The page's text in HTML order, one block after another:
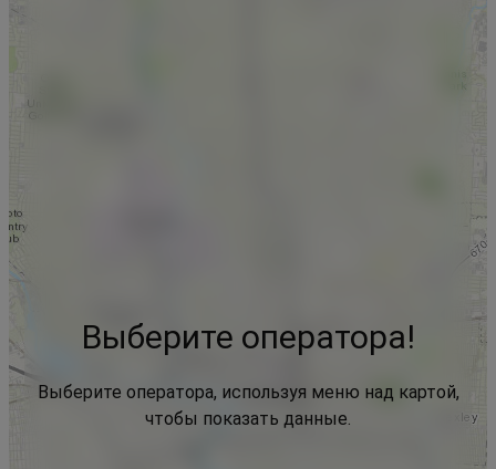
Выберите оператора!
Выберите оператора, используя меню над картой,
чтобы показать данные.